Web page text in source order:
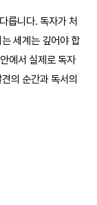
릅니다. 독자가 처
세계는 깊어야 합
에서 실제로 독자
의 순간과 독서의